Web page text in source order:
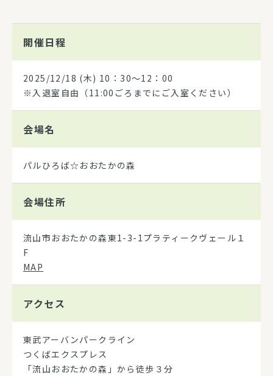
開催日程
2025/12/18 (木) 10：30～12：00
※入退室自由（11:00ごろまでにご入室ください）
会場名
パルひろば☆おおたかの森
会場住所
流山市おおたかの森東1-3-1プラティークヴェール１
F
MAP
アクセス
東武アーバンパークライン
つくばエクスプレス
「流山おおたかの森」から徒歩３分